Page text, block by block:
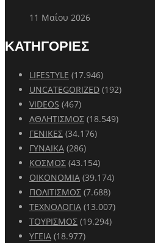
11 Μαΐου 2026
ΚΑΤΗΓΟΡΙΕΣ
LIFESTYLE (17.946)
UNCATEGORIZED (192)
VIDEOS (467)
ΑΘΛΗΤΙΣΜΟΣ (18.549)
ΓΕΝΙΚΕΣ (34.176)
ΓΥΝΑΙΚΑ (286)
ΚΟΣΜΟΣ (43.154)
ΟΙΚΟΝΟΜΙΑ (39.174)
ΠΟΛΙΤΙΣΜΟΣ (7.688)
ΤΕΧΝΟΛΟΓΙΑ (13.007)
ΤΟΥΡΙΣΜΟΣ (19.294)
ΥΓΕΙΑ (18.977)